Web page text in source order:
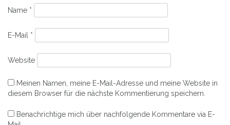
Name *
E-Mail *
Website
Meinen Namen, meine E-Mail-Adresse und meine Website in
diesem Browser für die nächste Kommentierung speichern.
Benachrichtige mich über nachfolgende Kommentare via E-